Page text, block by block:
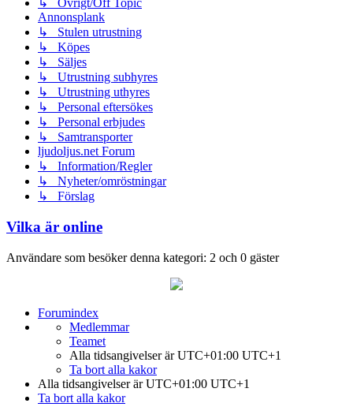
↳ Övrigt/Off Topic
Annonsplank
↳ Stulen utrustning
↳ Köpes
↳ Säljes
↳ Utrustning subhyres
↳ Utrustning uthyres
↳ Personal eftersökes
↳ Personal erbjudes
↳ Samtransporter
ljudoljus.net Forum
↳ Information/Regler
↳ Nyheter/omröstningar
↳ Förslag
Vilka är online
Användare som besöker denna kategori: 2 och 0 gäster
Forumindex
Medlemmar
Teamet
Alla tidsangivelser är UTC+01:00 UTC+1
Ta bort alla kakor
Alla tidsangivelser är UTC+01:00 UTC+1
Ta bort alla kakor